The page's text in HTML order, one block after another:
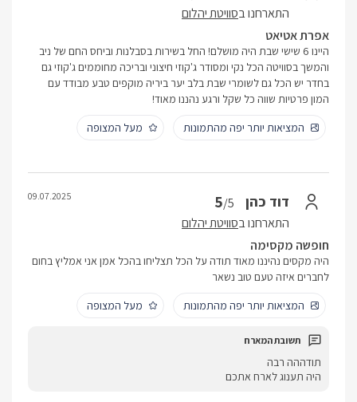
התארחנו בסוויטת יהלום
אפרת אטיאט
היינו 6 שישי שבת היה מושלם! החל בשירות בסבלנות וביחס החם של ניב
והמשך בסוויטה הכל נקי ומסודר ג'קוזי חיצוני ובריכה מחוממים ג'קוזי גם
בחדר יש הכל גם לשומרי שבת בלב יער ביריה מוקפים טבע מבודד עם
המון פרטיות שווה כל שקל ורגע נהננו מאוד!‎
המציאות יותר יפה מהתמונות
מעל המצופה
דוד כהן 5/5
התארחנו בסוויטת יהלום
09.07.2025
חופשה מקסימה
היה מקסים נהיננו מאוד תודה על הכל תצליחו בהכל אמן אני אמליץ בחום
לחברים איזה טעם טוב נשאר
המציאות יותר יפה מהתמונות
מעל המצופה
תודההה רבה
היה תענוג לארח אתכם